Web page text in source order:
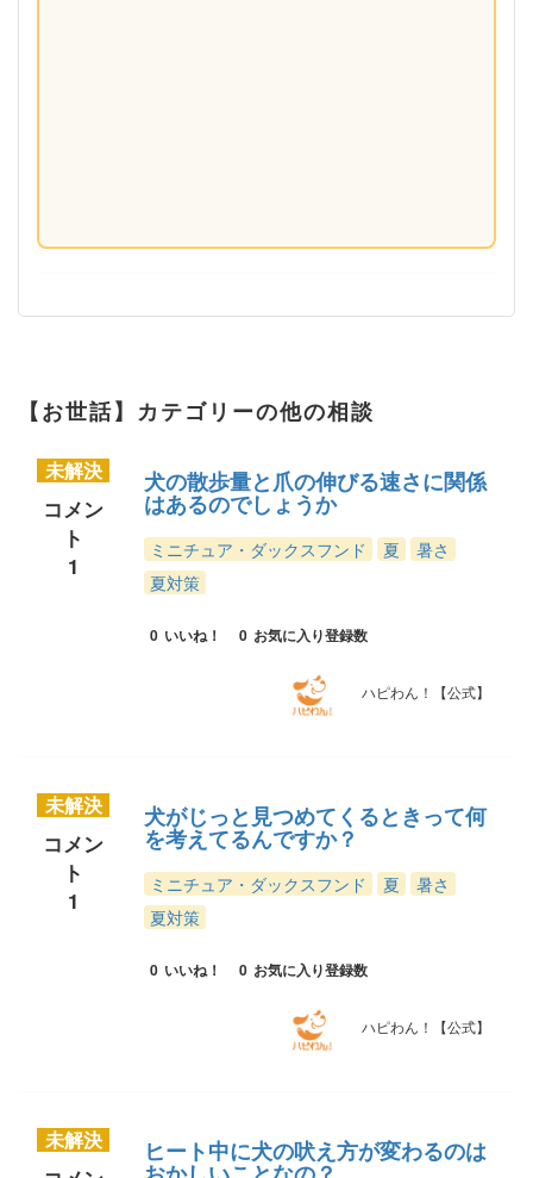
【お世話】カテゴリーの他の相談
未解決
コメン
ト
1
犬の散歩量と爪の伸びる速さに関係
はあるのでしょうか
ミニチュア・ダックスフンド 夏
暑さ
夏対策
0 いいね！ 0 お気に入り登録数
ハピわん！【公式】
未解決
コメン
ト
1
犬がじっと見つめてくるときって何
を考えてるんですか？
ミニチュア・ダックスフンド 夏
暑さ
夏対策
0 いいね！ 0 お気に入り登録数
ハピわん！【公式】
未解決 ヒート中に犬の吠え方が変わるのは